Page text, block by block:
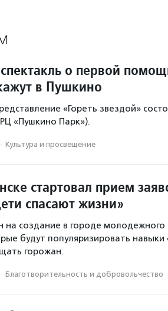
о первой
в Пушкино
«Гореть звездой»
«Пушкино Парк»).
· Культура и просвещение
стартовал прием
спасают жизни»
на создание в городе
будут популяризировать навыки
горожан.
· Благотвори­тель­ность и доброволь­чест­во